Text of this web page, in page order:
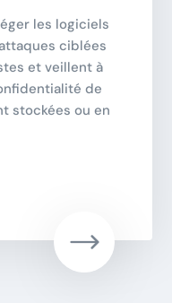
les logiciels
ciblées
et veillent à
de
stockées ou en